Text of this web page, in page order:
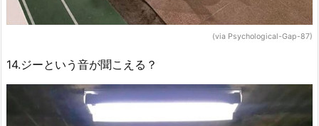
(via Psychological-Gap-87)
14.ジーという音が聞こえる？